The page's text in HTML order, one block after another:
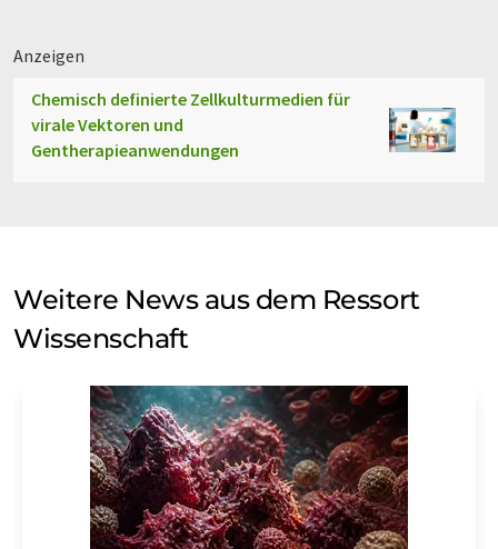
Anzeigen
Chemisch definierte Zellkulturmedien für
virale Vektoren und
Gentherapieanwendungen
Weitere News aus dem Ressort
Wissenschaft